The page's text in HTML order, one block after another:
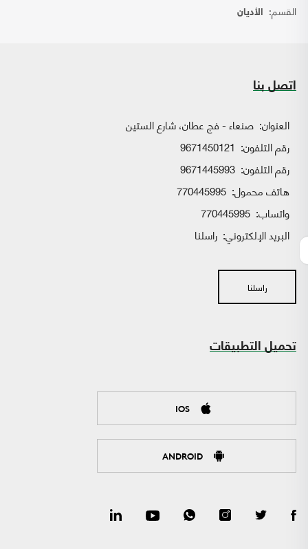
القسم: الأديان
اتصل بنا
العنوان: صنعاء - فج عطان، شارع الستين
رقم التلفون: 9671450121
رقم التلفون: 9671445993
هاتف محمول: 770445995
واتساب:
البريد الإلكتروني: راسلنا
راسلنا
تحميل التطبيقات
IOS
ANDROID